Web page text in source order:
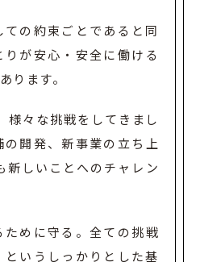
の約束ごとであると同
りが安心・安全に働ける
ります。
様々な挑戦をしてきまし
の開発、新事業の立ち上
新しいことへのチャレン
ために守る。全ての挑戦
いうしっかりとした基